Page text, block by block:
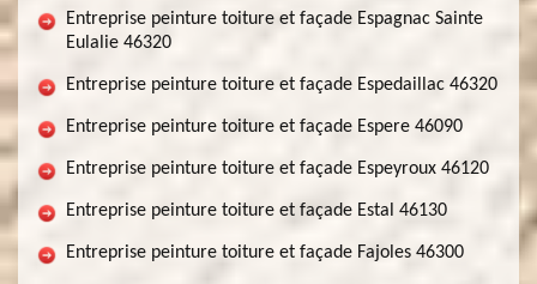
Entreprise peinture toiture et façade Espagnac Sainte
Eulalie 46320
Entreprise peinture toiture et façade Espedaillac 46320
Entreprise peinture toiture et façade Espere 46090
Entreprise peinture toiture et façade Espeyroux 46120
Entreprise peinture toiture et façade Estal 46130
Entreprise peinture toiture et façade Fajoles 46300